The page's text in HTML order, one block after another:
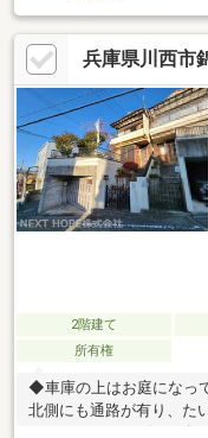
兵庫県川西市
2階建て
所有権
◆車庫の上はお庭になっ
北側にも通路が有り、た